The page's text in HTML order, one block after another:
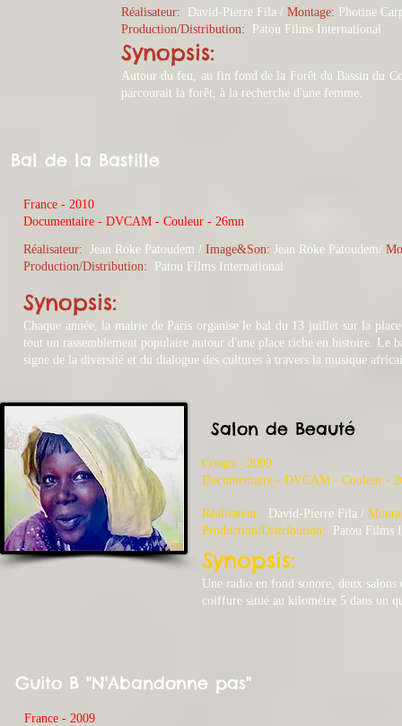
Réalisateur:
David-Pierre Fila / Montage: Photine
Production/Distribution:
Patou Films International
Synopsis:
Autour du feu, au fin fond de la Forêt du Bassin du
parcourait la forêt, à la recherche d'une femme.
Synopsis:
Chaque année, la mairie de Paris organise le bal du 13 juillet sur la
tout un rassemblement populaire autour d'une place riche en histoire. Le
signe de la diversité et du dialogue des cultures à travers la musique
Bal de la Bastille
Réalisateur: Jean Roke Patoudem / Image&Son: Jean Roke Patoudem/
Production/Distribution: Patou Films International
France - 2010
​Documentaire - DVCAM - Couleur - 26mn
Salon de Beauté
Congo - 2009
​Documentaire - DVCAM - Couleur -
Réalisateur: David-Pierre Fila /
Production/Distribution:
Patou Films
Synopsis:
Une radio en fond sonore, deux salons
coiffure situé au kilomètre 5 dans un
Guito B "N'Abandonne pas"
France - 2009